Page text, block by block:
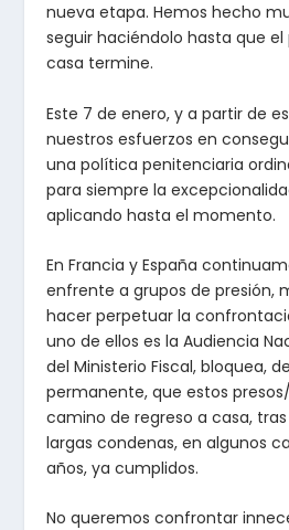
nueva etapa. Hemos hecho
seguir haciéndolo hasta que
casa termine.
Este 7 de enero, y a partir de
nuestros esfuerzos en
una política penitenciaria
para siempre la
aplicando hasta el momento.
En Francia y España
enfrente a grupos de presión,
hacer perpetuar la
uno de ellos es la Audiencia
del Ministerio Fiscal, bloquea,
permanente, que estos
camino de regreso a casa,
largas condenas, en algunos
años, ya cumplidos.
No queremos confrontar